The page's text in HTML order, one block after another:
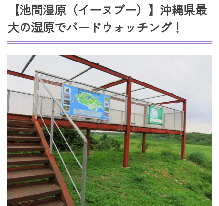
【池間湿原（イーヌブー）】沖縄県最
大の湿原でバードウォッチング！